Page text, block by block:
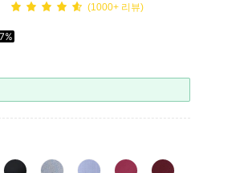
(1000+ 리뷰)